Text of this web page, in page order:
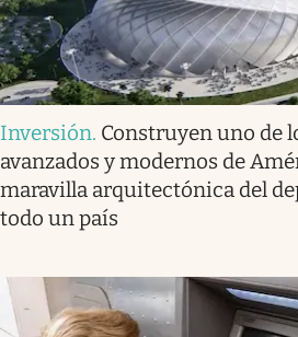
Inversión. Construyen uno de
avanzados y modernos de
maravilla arquitectónica del
todo un país